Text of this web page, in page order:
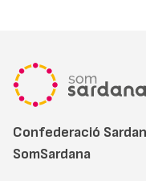
Confederació
SomSardana